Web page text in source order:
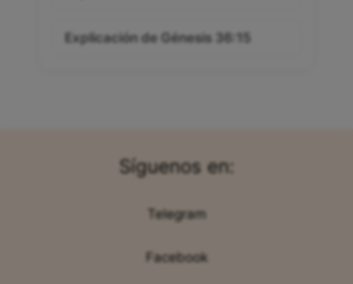
Explicación de Génesis 36:15
Síguenos en:
Telegram
Facebook